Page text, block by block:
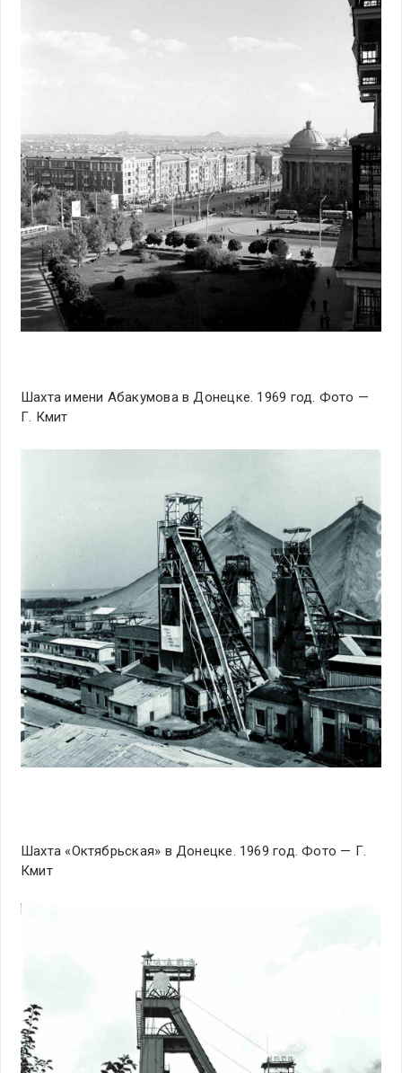
Шахта имени Абакумова в Донецке. 1969 год. Фото —
Г. Кмит
Шахта «Октябрьская» в Донецке. 1969 год. Фото — Г.
Кмит